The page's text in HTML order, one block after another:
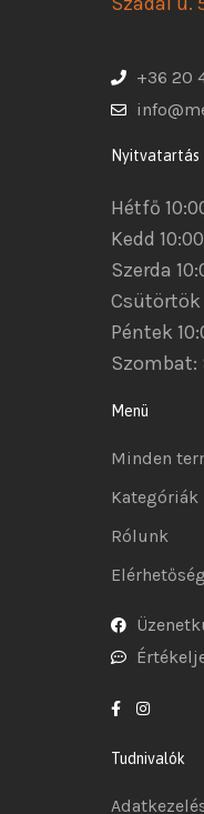
+36 20
Nyitvatartás
Hétfő
Kedd
Szerda
Csütörtök
Péntek
Szombat:
Menü
Minden
Kategóriák
Rólunk
Tudnivalók